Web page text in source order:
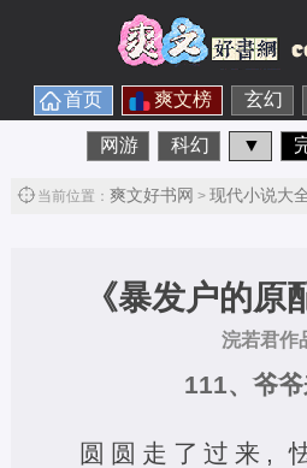
首页 爽文榜 玄幻
网游 科幻 ▼
当前位置： 爽文好书网 > 现代小说大
《暴发户的原
浣若君作
111、爷
圆圆走了过来,